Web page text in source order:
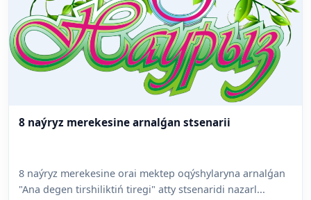
8 naýryz merekesine arnalǵan stsenarii
8 naýryz merekesine orai mektep oqýshylaryna arnalǵan
"Ana degen tirshiliktiń tiregi" atty stsenaridi nazarl...